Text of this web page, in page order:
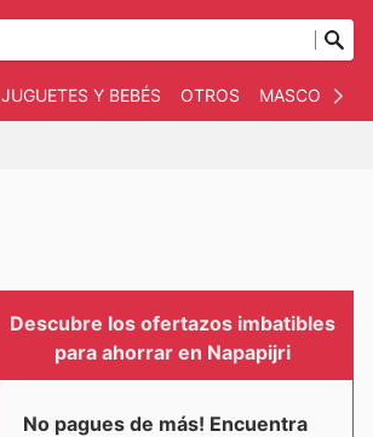
JUGUETES Y BEBÉS OTROS MASCOTAS
Descubre los ofertazos imbatibles
para ahorrar en Napapijri
No pagues de más! Encuentra